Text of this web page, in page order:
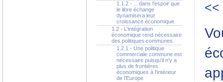
1.1.2 - …dans l'espoir que
le libre échange
dynamisera leur
croissance économique
1.2 - L'intégration
économique rend nécessaire
des politiques communes.
1.2.1 - Une politique
commerciale commune est
nécessaire puisqu'il n'y a
plus de frontières
économiques à l'intérieur
de l'Europe
<<